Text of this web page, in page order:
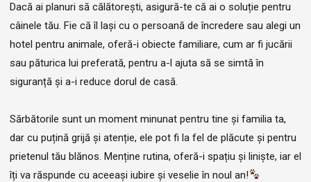
Dacă ai planuri să călătorești, asigură-te că ai o soluție pentru
câinele tău. Fie că îl lași cu o persoană de încredere sau alegi un
hotel pentru animale, oferă-i obiecte familiare, cum ar fi jucării
sau păturica lui preferată, pentru a-l ajuta să se simtă în
siguranță și a-i reduce dorul de casă.
Sărbătorile sunt un moment minunat pentru tine și familia ta,
dar cu puțină grijă și atenție, ele pot fi la fel de plăcute și pentru
prietenul tău blănos. Menține rutina, oferă-i spațiu și liniște, iar el
îți va răspunde cu aceeași iubire și veselie în noul an!